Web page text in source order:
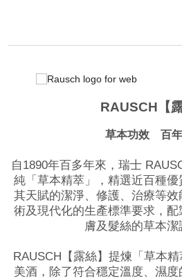
RAUSCH【露
草本功效 百
自1890年百多年來，瑞士
純「草本精萃」，精選近百種
其天賦的潔淨、修護、治療等
術及現代化的生產標準要求，
膚及髮絲的草本潔
RAUSCH【露絲】提煉「草本
美酒，除了符合穩定溫度、濕